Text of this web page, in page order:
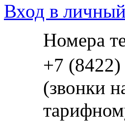
Вход в
Номера
+7
(звонки